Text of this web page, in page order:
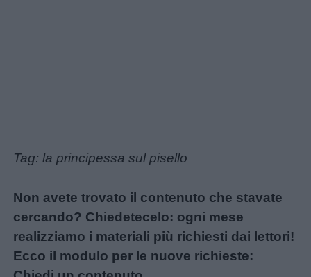
Tag: la principessa sul pisello
Non avete trovato il contenuto che stavate
cercando? Chiedetecelo: ogni mese
realizziamo i materiali più richiesti dai lettori!
Ecco il modulo per le nuove richieste: